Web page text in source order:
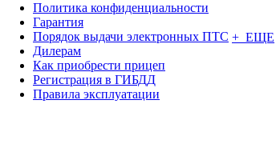
Политика конфиденциальности
Гарантия
Порядок выдачи электронных ПТС
Дилерам
Как приобрести прицеп
Регистрация в ГИБДД
Правила эксплуатации
+ ЕЩЕ